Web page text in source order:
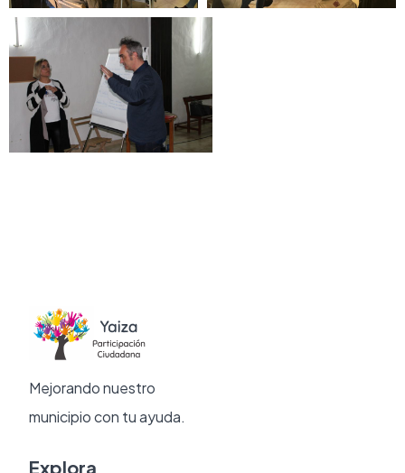
Mejorando nuestro
municipio con tu ayuda.
Explora